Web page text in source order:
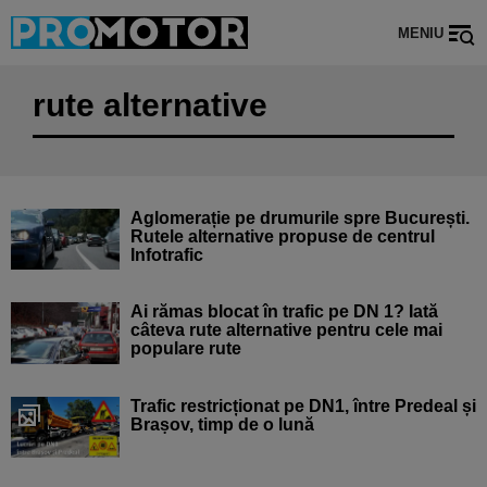
MENIU
rute alternative
Aglomerație pe drumurile spre București.
Rutele alternative propuse de centrul
Infotrafic
Ai rămas blocat în trafic pe DN 1? Iată
câteva rute alternative pentru cele mai
populare rute
Trafic restricționat pe DN1, între Predeal și
Brașov, timp de o lună